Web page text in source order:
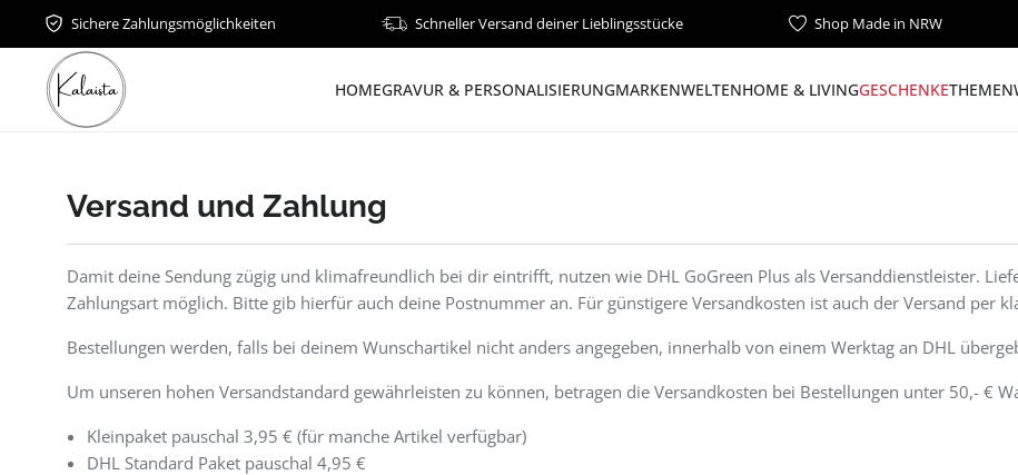
Sichere Zahlungsmöglichkeiten Schneller Versand deiner Lieblingsstücke Shop Made in NRW
HOMEGRAVUR & PERSONALISIERUNGMARKENWELTENHOME & LIVINGGESCHENKE
Versand und Zahlung
Damit deine Sendung zügig und klimafreundlich bei dir eintrifft, nutzen wie DHL GoGreen Plus als Versanddienstleister.
Zahlungsart möglich. Bitte gib hierfür auch deine Postnummer an. Für günstigere Versandkosten ist auch der Versand per
Bestellungen werden, falls bei deinem Wunschartikel nicht anders angegeben, innerhalb von einem Werktag an DHL
Um unseren hohen Versandstandard gewährleisten zu können, betragen die Versandkosten bei Bestellungen unter 50,- €
Kleinpaket pauschal 3,95 € (für manche Artikel verfügbar)
DHL Standard Paket pauschal 4,95 €